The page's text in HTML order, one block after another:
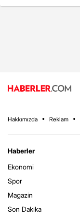
Hakkımızda Reklam
Haberler
Ekonomi
Spor
Magazin
Son Dakika